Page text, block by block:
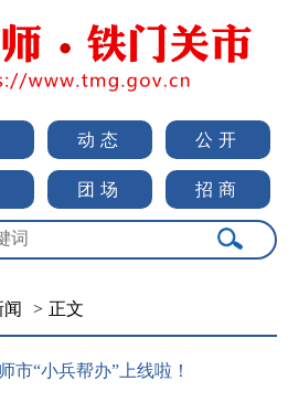
动态 公开
团场 招商
> 正文
市“小兵帮办”上线啦！